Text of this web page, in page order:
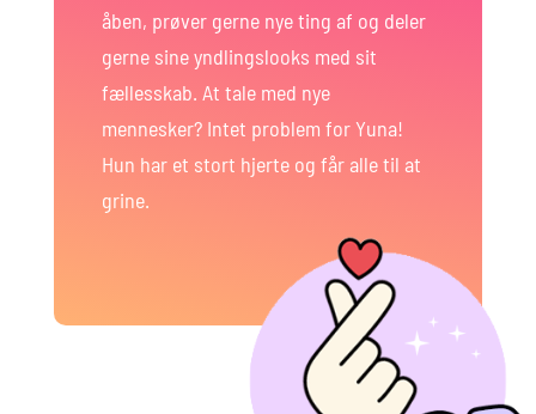
åben, prøver gerne nye ting af og deler
gerne sine yndlingslooks med sit
fællesskab. At tale med nye
mennesker? Intet problem for Yuna!
Hun har et stort hjerte og får alle til at
grine.